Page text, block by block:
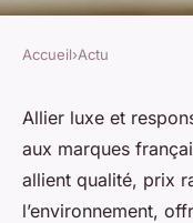
Beauté
abordable
Agathe•30
Accueil›Actu
Allier luxe et
aux marques
allient qualité, prix
l’environnement,